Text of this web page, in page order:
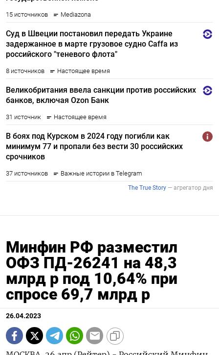
Минфин РФ разместил
ОФЗ ПД-26241 на 48,3
млрд р под 10,64% при
спросе 69,7 млрд р
26.04.2023